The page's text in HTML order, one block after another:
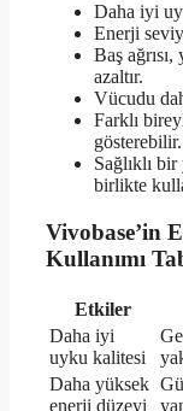
Daha iyi
Enerji
Baş
azaltır.
Vücudu
Farklı
gösterebilir.
Sağlıklı bir
birlikte
Vivobase’in
Kullanımı
Etkiler
Daha iyi
uyku kalitesi
Daha yüksek
enerji düzeyi